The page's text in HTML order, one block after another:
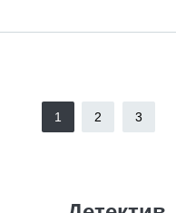
1 2 3